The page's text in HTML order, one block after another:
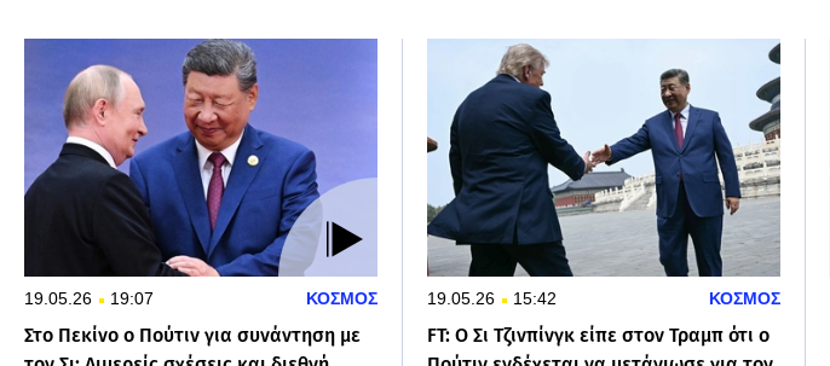
19.05.26 19:07 ΚΟΣΜΟΣ
Στο Πεκίνο ο Πούτιν για συνάντηση με
19.05.26 15:42 ΚΟΣΜΟΣ
FT: Ο Σι Τζινπίνγκ είπε στον Τραμπ ότι ο